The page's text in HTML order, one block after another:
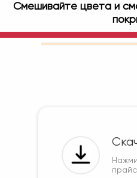
Смешивайте цвета и